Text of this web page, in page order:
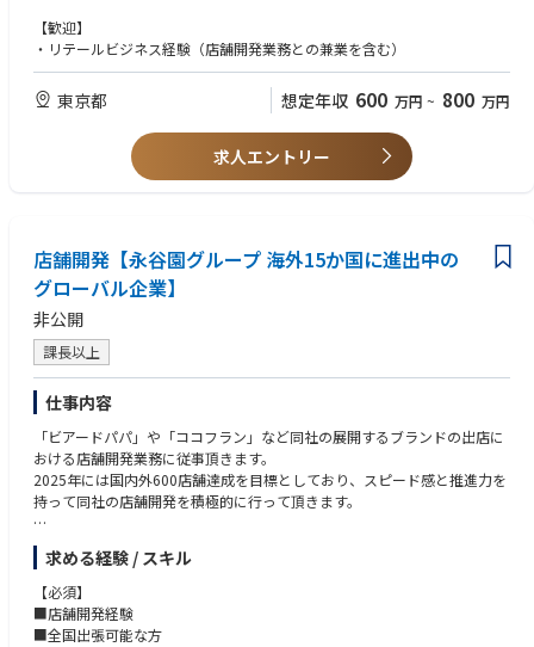
を移すことも可。
④ マーケティング・市場分析
データと現場の両面から、商品・売り場を検証します。
・POSデータ分析、顧客データの依頼・分析
・SV・メーカー等からの外部市場情報の収集
・市場調査・競合店舗視察（※現状は業務量の関係で頻度減だが、今後は
・社内でマーケティング専任組織も立ち上がりつつあり、今後はMD×マ
ーケティング連携を強化していくフェーズ
・年間新商品：約200品
・イベント・リニューアル含めると、年間約800品をMDが管轄
・すべて自社商品／商品サイクルは非常にスピーディ
・完璧主義よりも、一定水準で回し続ける実務耐性が求められる
■ポジションの特徴
・売価、商品名、パッケージにもMDとして深く関与
・店舗・製造・営業・デザイナーなど、関係部署が非常に多い
・大きな裁量を持ち、売場全体を設計・演出する「総合プロデューサー」
に近い役割
・商品企画・MD業務の特性上、開発中・発売予定商品の確認として、日常
的に試食を行いながら業務を進めていただきます。
商品理解・品質判断のため、「実際に食べて判断する」ことが前提となる
業務環境です。
■求める人物像
・商品単体ではなく、売り場全体・ブランド世界観まで考えたい方
・データ分析と現場感覚を行き来しながら企画を磨ける方
・「企画して終わり」ではなく、売れるところまで責任を持ちたい方
【歓迎】
・リテールビジネス経験（店舗開発業務との兼業を含む）
東京都 想定年収 600 万円 ~ 800 万円
求人エントリー
店舗開発【永谷園グループ 海外15か国に進出中の
グローバル企業】
非公開
課長以上
仕事内容
「ビアードパパ」や「ココフラン」など同社の展開するブランドの出店に
おける店舗開発業務に従事頂きます。
2025年には国内外600店舗達成を目標としており、スピード感と推進力を
持って同社の店舗開発を積極的に行って頂きます。
【具体的に・・・】
・出店候補の立地物件の情報収集
・物件オーナーとの交渉業務
・店舗の賃貸借契約締結業務
・施工管理（施工業者との折衝・打ち合わせ）
求める経験 / スキル
【必須】
■店舗開発経験
■全国出張可能な方